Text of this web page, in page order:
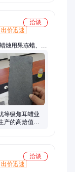
洽谈
出价迅速
烛用果冻蜡、聚
石蜡乳液、聚乙
蜡乳液、费托蜡
等级焦耳蜡业
产的高焓值相
洽谈
出价迅速